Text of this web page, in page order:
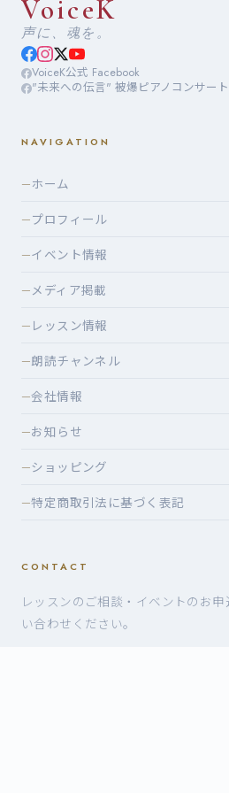
VoiceK
声に、魂を。
VoiceK公式 Facebook
"未来への伝言" 被爆ピアノコンサート
NAVIGATION
—ホーム
—プロフィール
—イベント情報
—メディア掲載
— レッスン情報
—朗読チャンネル
—会社情報
—お知らせ
—ショッピング
—特定商取引法に基づく表記
CONTACT
レッスンのご相談・イベントのお申
い合わせください。